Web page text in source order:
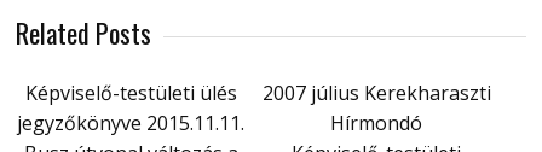
Related Posts
Képviselő-testületi ülés
jegyzőkönyve 2015.11.11.
2007 július Kerekharaszti
Hírmondó